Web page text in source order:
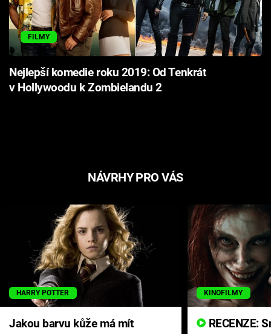
Sledujte nás
FILMY
Nejlepší komedie roku 2019: Od Tenkrát
v Hollywoodu k Zombielandu 2
NÁVRHY PRO VÁS
HARRY POTTER
Jakou barvu kůže má mít
KINOFILMY